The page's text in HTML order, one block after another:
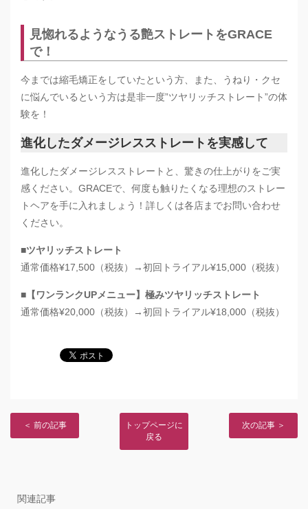
見惚れるようなうる艶ストレートをGRACE
で！
今までは縮毛矯正をしていたという方、また、うねり・クセ
に悩んでいるという方は是非一度”ツヤリッチストレート”の体
験を！
進化したダメージレスストレートを実感して
進化したダメージレスストレートと、驚きの仕上がりをご実
感ください。GRACEで、何度も触りたくなる理想のストレー
トヘアを手に入れましょう！詳しくは各店までお問い合わせ
ください。
■ツヤリッチストレート
通常価格¥17,500（税抜）→初回トライアル¥15,000（税抜）
■【ワンランクUPメニュー】極みツヤリッチストレート
通常価格¥20,000（税抜）→初回トライアル¥18,000（税抜）
＜ 前の記事
トップページに
戻る
次の記事 ＞
関連記事